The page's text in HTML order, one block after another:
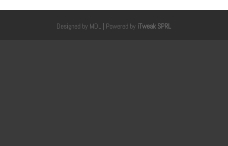
Designed by MDL | Powered by iTweak SPRL